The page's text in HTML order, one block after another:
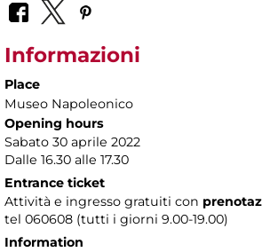
Informazioni
Place
Museo Napoleonico
Opening hours
Sabato 30 aprile 2022
Dalle 16.30 alle 17.30
Entrance ticket
Attività e ingresso gratuiti con
tel 060608 (tutti i giorni 9.00-19.00)
Information